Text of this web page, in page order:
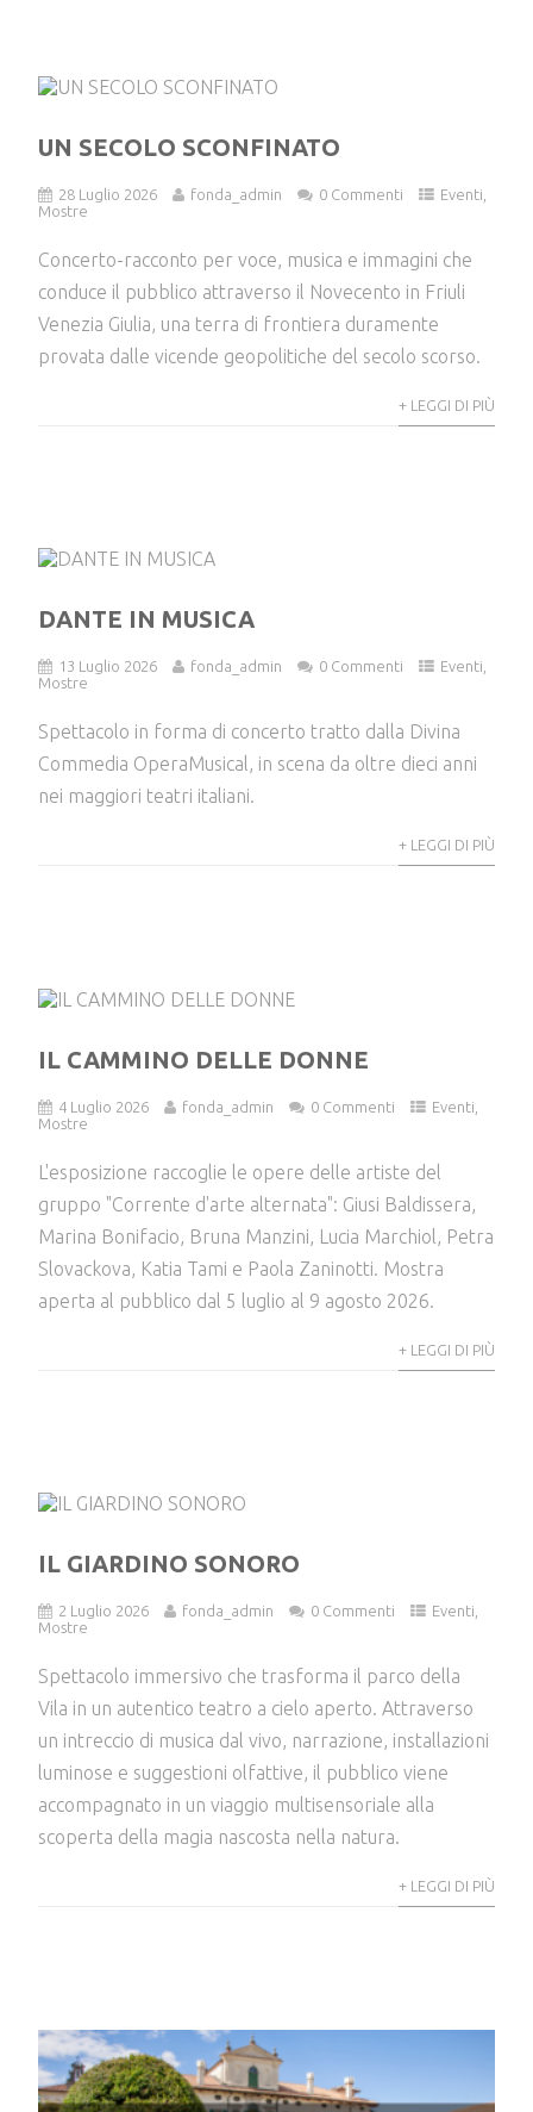
UN SECOLO SCONFINATO
28 Luglio 2026 fonda_admin 0 Commenti Eventi
Mostre
Concerto-racconto per voce, musica e immagini che
conduce il pubblico attraverso il Novecento in Friuli
Venezia Giulia, una terra di frontiera duramente
provata dalle vicende geopolitiche del secolo scorso.
+ LEGGI DI PIÙ
DANTE IN MUSICA
13 Luglio 2026 fonda_admin 0 Commenti Eventi
Mostre
Spettacolo in forma di concerto tratto dalla Divina
Commedia OperaMusical, in scena da oltre dieci anni
nei maggiori teatri italiani.
+ LEGGI DI PIÙ
IL CAMMINO DELLE DONNE
4 Luglio 2026 fonda_admin 0 Commenti Eventi
Mostre
L'esposizione raccoglie le opere delle artiste del
gruppo "Corrente d'arte alternata": Giusi Baldissera,
Marina Bonifacio, Bruna Manzini, Lucia Marchiol, Petra
Slovackova, Katia Tami e Paola Zaninotti. Mostra
aperta al pubblico dal 5 luglio al 9 agosto 2026.
+ LEGGI DI PIÙ
IL GIARDINO SONORO
2 Luglio 2026 fonda_admin 0 Commenti Eventi
Mostre
Spettacolo immersivo che trasforma il parco della
Vila in un autentico teatro a cielo aperto. Attraverso
un intreccio di musica dal vivo, narrazione, installazioni
luminose e suggestioni olfattive, il pubblico viene
accompagnato in un viaggio multisensoriale alla
scoperta della magia nascosta nella natura.
+ LEGGI DI PIÙ